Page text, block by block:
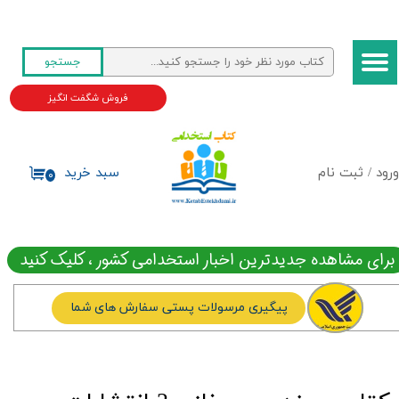
ورود / ثبت نام
حساب کاربری من
تغییر گذر واژه
جستجو
۰ سبد خرید
فروش شگفت انگیز
برای مشاهده جدیدترین اخبار استخدامی کشور ، کلیک کنید
پیگیری مرسولات پستی سفارش های شما